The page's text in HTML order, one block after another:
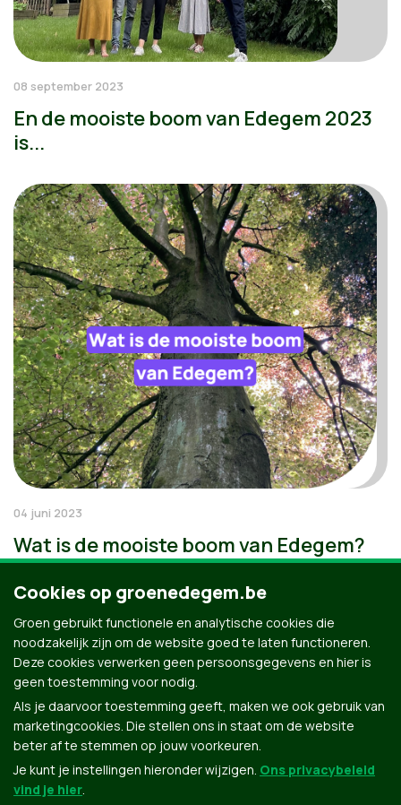
08 september 2023
En de mooiste boom van Edegem 2023
is...
04 juni 2023
Wat is de mooiste boom van Edegem?
Cookies op groenedegem.be
Groen gebruikt functionele en analytische cookies die
noodzakelijk zijn om de website goed te laten functioneren.
Deze cookies verwerken geen persoonsgegevens en hier is
geen toestemming voor nodig.
Als je daarvoor toestemming geeft, maken we ook gebruik van
marketingcookies. Die stellen ons in staat om de website
beter af te stemmen op jouw voorkeuren.
Je kunt je instellingen hieronder wijzigen. Ons privacybeleid
vind je hier.